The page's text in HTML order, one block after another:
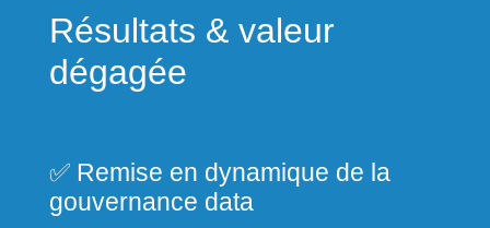
Résultats & valeur
dégagée
✅ Remise en dynamique de la
gouvernance data